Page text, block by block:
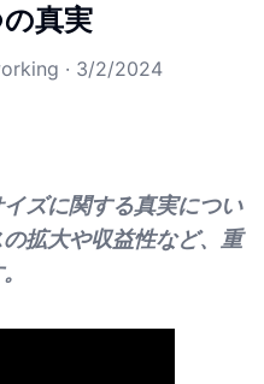
真実
· 3/2/2024
ズに関する真実につい
拡大や収益性など、重